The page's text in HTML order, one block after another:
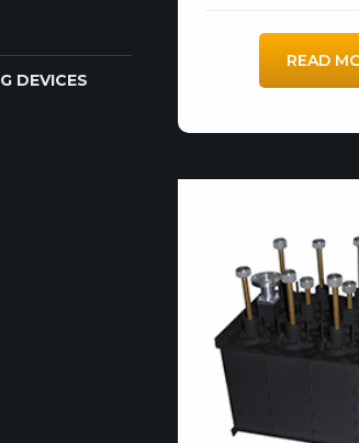
DEVICES
READ